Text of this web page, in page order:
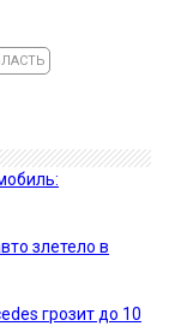
злетело в
грозит до 10